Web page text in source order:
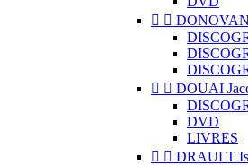
  DONOVAN
  DOUAI
DVD
LIVRES
  DRAULT